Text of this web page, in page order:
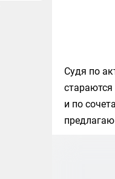
Судя по
и по